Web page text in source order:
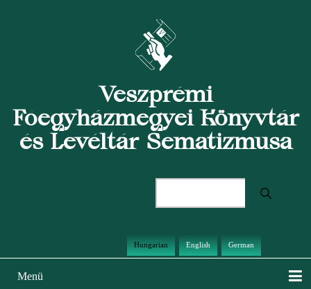
Veszprémi
Főegyházmegyei Könyvtár
és Levéltár Sematizmusa
Hungarian English German
Main
Menü